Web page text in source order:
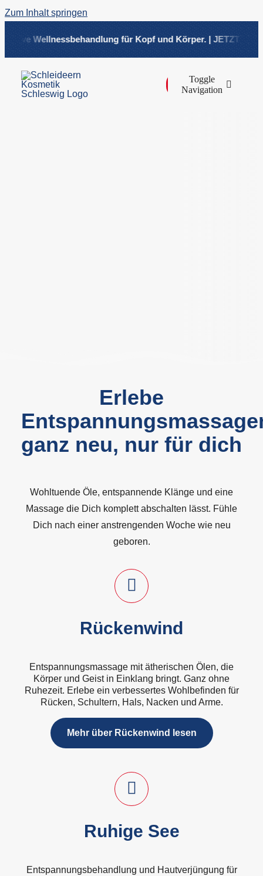
Zum Inhalt springen
Wellnessbehandlung für Kopf und Körper. | JETZT
Toggle
Navigation
Erlebe
ganz neu, nur für dich
Wohltuende Öle, entspannende Klänge und eine
Massage die Dich komplett abschalten lässt. Fühle
Dich nach einer anstrengenden Woche wie neu
geboren.
Rückenwind
Entspannungsmassage mit ätherischen Ölen, die
Körper und Geist in Einklang bringt. Ganz ohne
Ruhezeit. Erlebe ein verbessertes Wohlbefinden für
Rücken, Schultern, Hals, Nacken und Arme.
Mehr über Rückenwind lesen
Ruhige See
Entspannungsbehandlung und Hautverjüngung für